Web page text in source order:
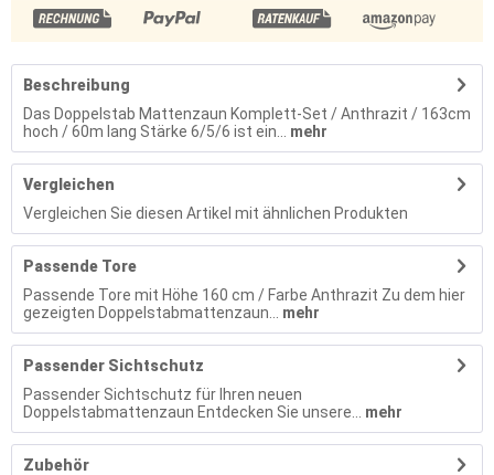
Beschreibung
Das Doppelstab Mattenzaun Komplett-Set / Anthrazit / 163cm
hoch / 60m lang Stärke 6/5/6 ist ein...
mehr
Vergleichen
Vergleichen Sie diesen Artikel mit ähnlichen Produkten
Passende Tore
Passende Tore mit Höhe 160 cm / Farbe Anthrazit Zu dem hier
gezeigten Doppelstabmattenzaun...
mehr
Passender Sichtschutz
Passender Sichtschutz für Ihren neuen
Doppelstabmattenzaun Entdecken Sie unsere...
mehr
Zubehör